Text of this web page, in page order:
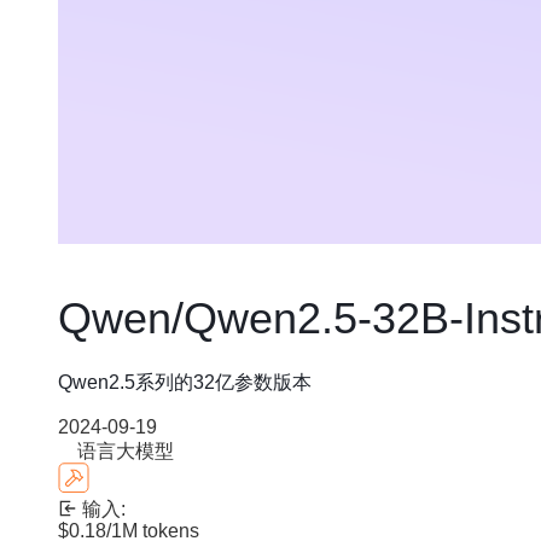
Qwen/Qwen2.5-32B-
Qwen2.5系列的32亿参数版本
2024-09-19
语言大模型
输入:
$0.18/1M tokens